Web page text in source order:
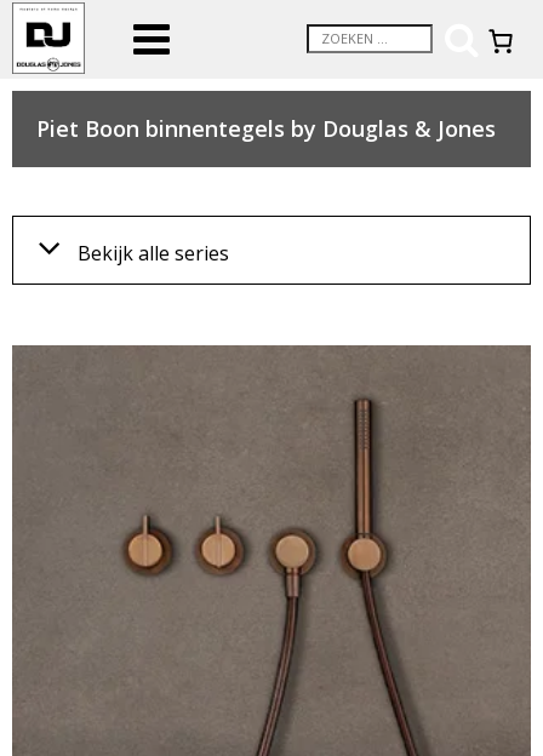
Piet Boon binnentegels by Douglas & Jones
Bekijk alle series